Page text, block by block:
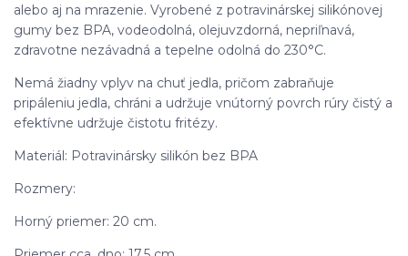
alebo aj na mrazenie. Vyrobené z potravinárskej silikónovej
gumy bez BPA, vodeodolná, olejuvzdorná, nepriľnavá,
zdravotne nezávadná a tepelne odolná do 230°C.
Nemá žiadny vplyv na chuť jedla, pričom zabraňuje
pripáleniu jedla, chráni a udržuje vnútorný povrch rúry čistý a
efektívne udržuje čistotu fritézy.
Materiál: Potravinársky silikón bez BPA
Rozmery:
Horný priemer: 20 cm.